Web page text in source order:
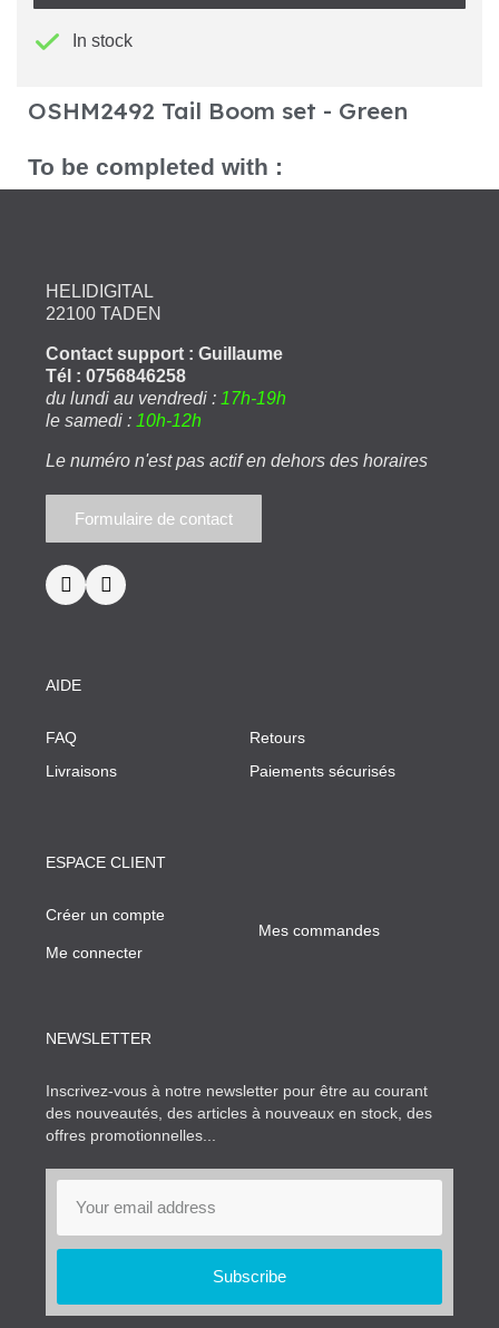
In stock
OSHM2492 Tail Boom set - Green
To be completed with :
HELIDIGITAL
22100 TADEN
Contact support : Guillaume
Tél : 0756846258
du lundi au vendredi : 17h-19h
le samedi : 10h-12h
Le numéro n'est pas actif en dehors des horaires
Formulaire de contact
AIDE
FAQ
Livraisons
Retours
Paiements sécurisés
ESPACE CLIENT
Créer un compte
Me connecter
Mes commandes
NEWSLETTER
Inscrivez-vous à notre newsletter pour être au courant
des nouveautés, des articles à nouveaux en stock, des
offres promotionnelles...
Subscribe